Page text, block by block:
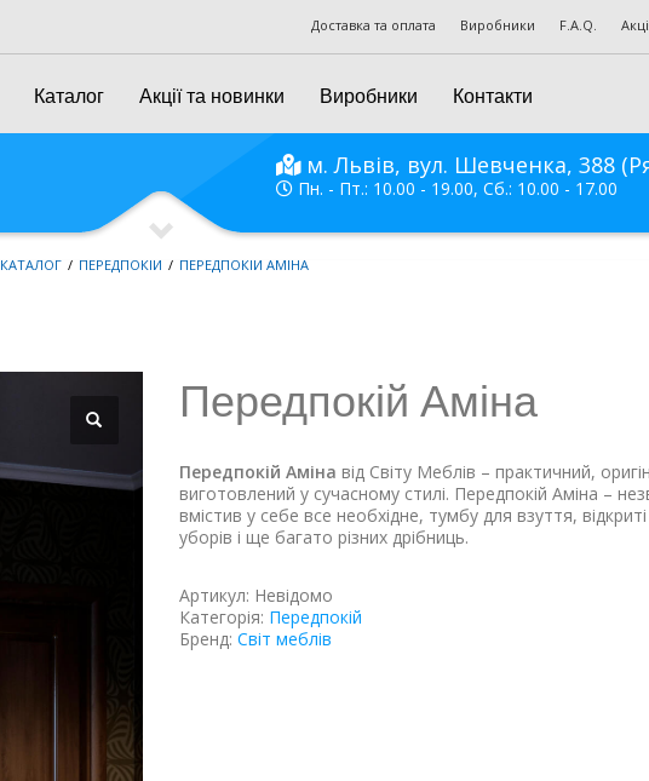
Доставка та оплата Виробники F.A.Q.
Каталог Акції та новинки Виробники Контакти
м. Львів, вул. Шевченка, 388
Пн. - Пт.: 10.00 - 19.00, Сб.: 10.00 - 17.00
КАТАЛОГ ПЕРЕДПОКІЙ ПЕРЕДПОКІЙ АМІНА
Передпокій Аміна
Передпокій Аміна від Світу Меблів – практичний,
виготовлений у сучасному стилі. Передпокій Аміна –
вмістив у себе все необхідне, тумбу для взуття,
уборів і ще багато різних дрібниць.
Артикул: Невідомо
Категорія: Передпокій
Бренд: Світ меблів